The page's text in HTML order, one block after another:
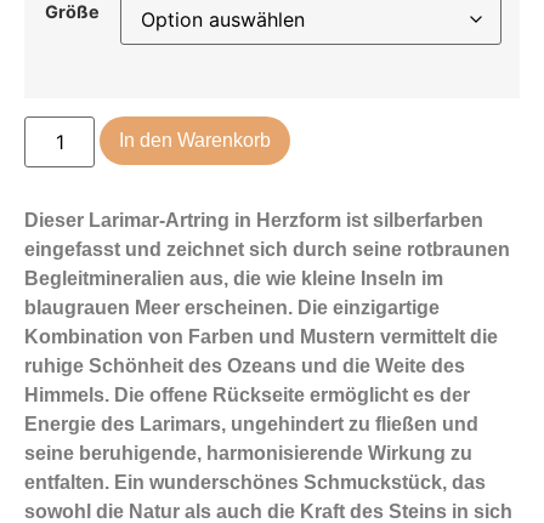
Größe
In den Warenkorb
Dieser Larimar-Artring in Herzform ist silberfarben
eingefasst und zeichnet sich durch seine rotbraunen
Begleitmineralien aus, die wie kleine Inseln im
blaugrauen Meer erscheinen. Die einzigartige
Kombination von Farben und Mustern vermittelt die
ruhige Schönheit des Ozeans und die Weite des
Himmels. Die offene Rückseite ermöglicht es der
Energie des Larimars, ungehindert zu fließen und
seine beruhigende, harmonisierende Wirkung zu
entfalten. Ein wunderschönes Schmuckstück, das
sowohl die Natur als auch die Kraft des Steins in sich